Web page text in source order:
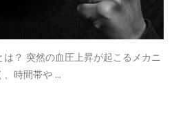
？ 突然の血圧上昇が起こるメカニ
、時間帯や …